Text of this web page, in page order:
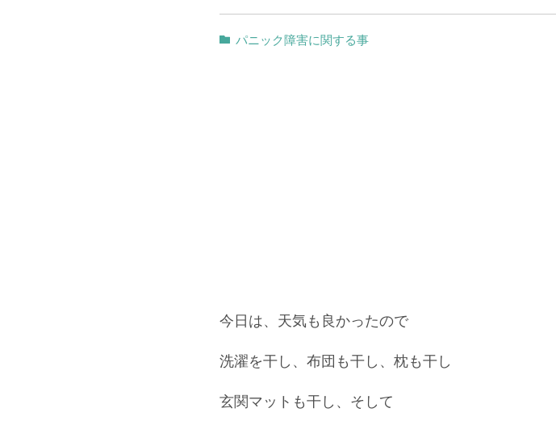
パニック障害に関する事
今日は、天気も良かったので
洗濯を干し、布団も干し、枕も干し
玄関マットも干し、そして